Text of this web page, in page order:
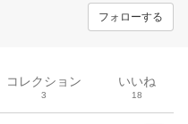
フォローする
コレクション
3
いいね
18